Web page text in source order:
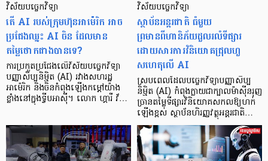
វិស័យបច្ចេកវិទ្យា
តើ AI របស់ក្រុមហ៊ុនអាម៉េរិក អាច
ប្រជែងឈ្នះ AI ចិន ដែលមាន
តម្លៃថោកជាងបានទេ?
ការប្រកួតប្រជែងលើវិស័យបច្ចេកវិទ្យា
បញ្ញាសិប្បនិម្មិត (AI) រវាងសហរដ្ឋ
អាម៉េរិក និងចិនកំពុងឡើងកម្ដៅយ៉ាង
ខ្លាំងនៅក្នុងទ្វីបអាស៊ី។ លោក ហ្គារី វ័…
វិស័យបច្ចេកវិទ្យា
ស្ថាប័នអន្តរជាតិ ធំមួយ
ព្រមានពីហានិភ័យដួលរលំទីផ្សារ
ដោយសារការវិនិយោគជ្រុលហួ
សហេតុលើ AI
ស្របពេលដែលបច្ចេកវិទ្យាបញ្ញាសិប្ប
និម្មិត (AI) កំពុងក្លាយជាក្បាលម៉ាស៊ីនរុញ
ច្រានតម្លៃទីផ្សារវិនិយោគសកលឱ្យហក់
ឡើងខ្ពស់ ស្ថាប័នហិរញ្ញវត្ថុអន្តរជាតិ…